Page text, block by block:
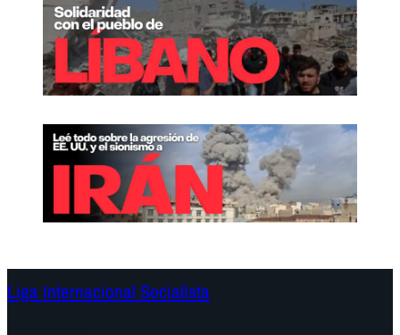
Liga Internacional Socialista